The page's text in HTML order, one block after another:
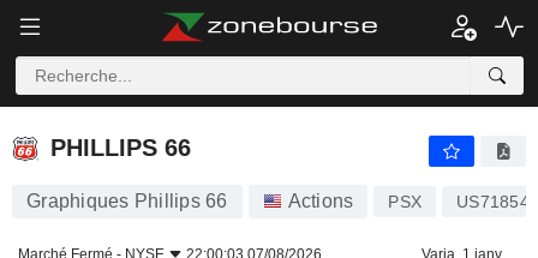
PHILLIPS 66
PHILLIPS 66
Graphiques Phillips 66 Actions PSX
Marché Fermé - NYSE 22:00:03 07/08/2026 Varia. 1 janv.